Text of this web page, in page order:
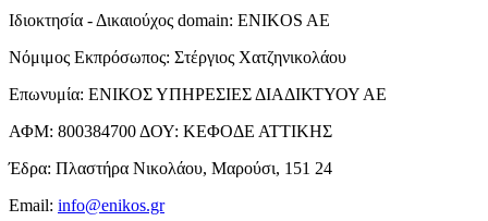
Ιδιοκτησία - Δικαιούχος domain: ENIKOS AE
Νόμιμος Εκπρόσωπος: Στέργιος Χατζηνικολάου
Επωνυμία: ΕΝΙΚΟΣ ΥΠΗΡΕΣΙΕΣ ΔΙΑΔΙΚΤΥΟΥ ΑΕ
ΑΦΜ: 800384700 ΔΟΥ: ΚΕΦΟΔΕ ΑΤΤΙΚΗΣ
Έδρα: Πλαστήρα Νικολάου, Μαρούσι, 151 24
Email: info@enikos.gr